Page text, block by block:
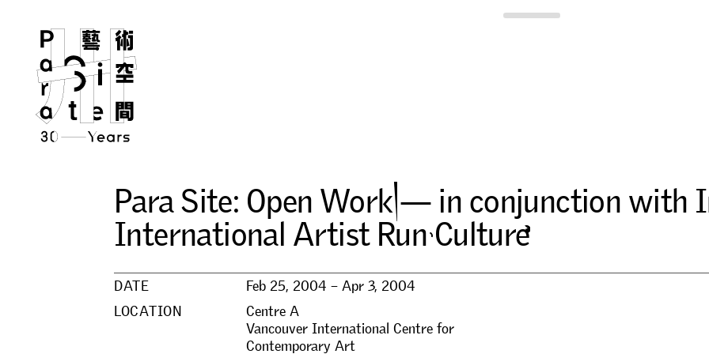
ParaSite: Open Work— in conjunction with I
International Artist Run Culture
DATE
Feb 25, 2004 – Apr 3, 2004
LOCATION
Centre A
Vancouver International Centre for
Contemporary Art